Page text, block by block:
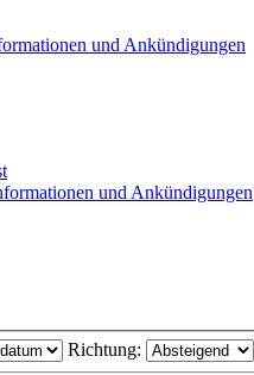
und Ankündigungen
und Ankündigungen
Richtung: